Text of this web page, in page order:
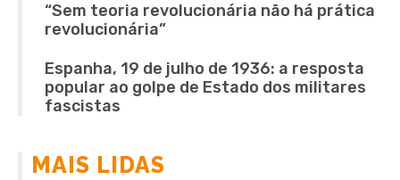
“Sem teoria revolucionária não há prática
revolucionária”
Espanha, 19 de julho de 1936: a resposta
popular ao golpe de Estado dos militares
fascistas
MAIS LIDAS